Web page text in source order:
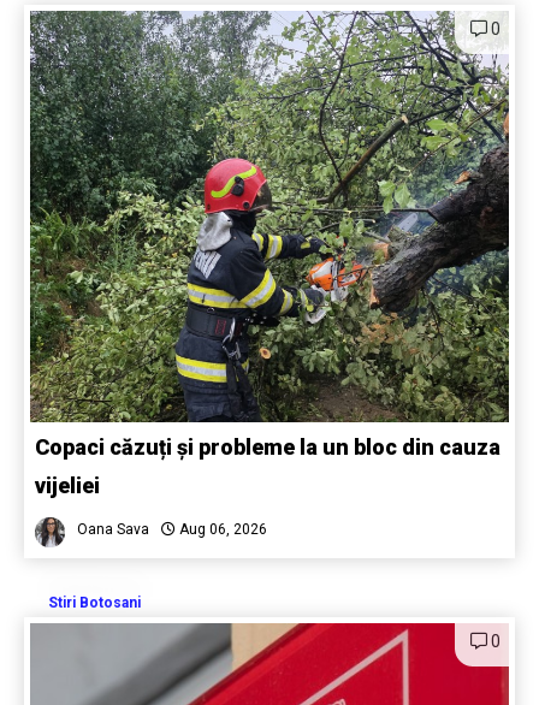
0
Copaci căzuți și probleme la un bloc din cauza
vijeliei
Oana Sava Aug 06, 2026
Stiri Botosani
0